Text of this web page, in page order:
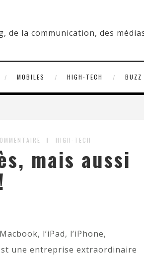
MOBILES HIGH-TECH BUZZ
HIGH-TECH
mais aussi
l’iPad, l’iPhone,
une entreprise extraordinaire